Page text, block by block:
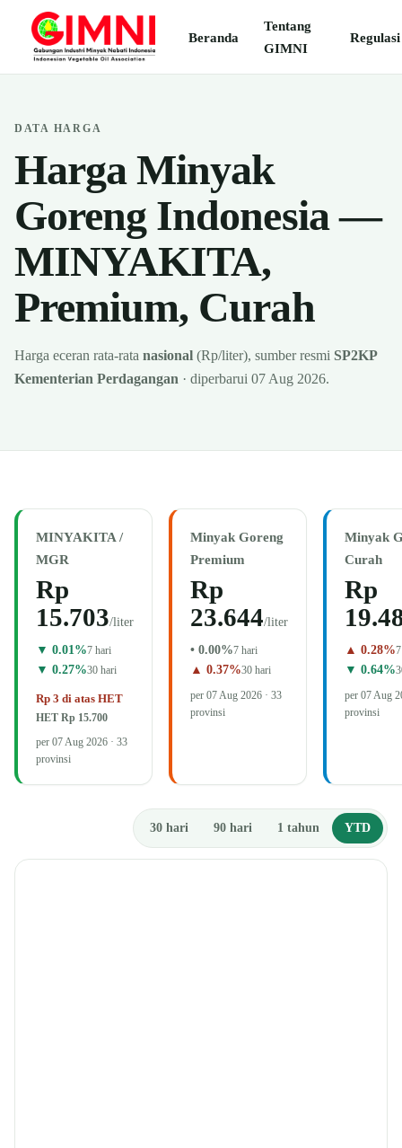
Beranda
Tentang
GIMNI
Regulasi
DATA HARGA
Harga Minyak
Goreng Indonesia —
MINYAKITA,
Premium, Curah
Harga eceran rata-rata nasional (Rp/liter), sumber resmi SP2KP
Kementerian Perdagangan · diperbarui 07 Aug 2026.
MINYAKITA /
MGR
Rp
15.703/liter
▼ 0.01%7 hari
▼ 0.27%30 hari
Rp 3 di atas HET
HET Rp 15.700
per 07 Aug 2026 · 33
provinsi
Minyak Goreng
Premium
Rp
23.644/liter
• 0.00%7 hari
▲ 0.37%30 hari
per 07 Aug 2026 · 33
provinsi
Minyak
Curah
Rp
▲ 0.28%
▼ 0.64%
per 07 Aug
provinsi
30 hari 90 hari 1 tahun YTD